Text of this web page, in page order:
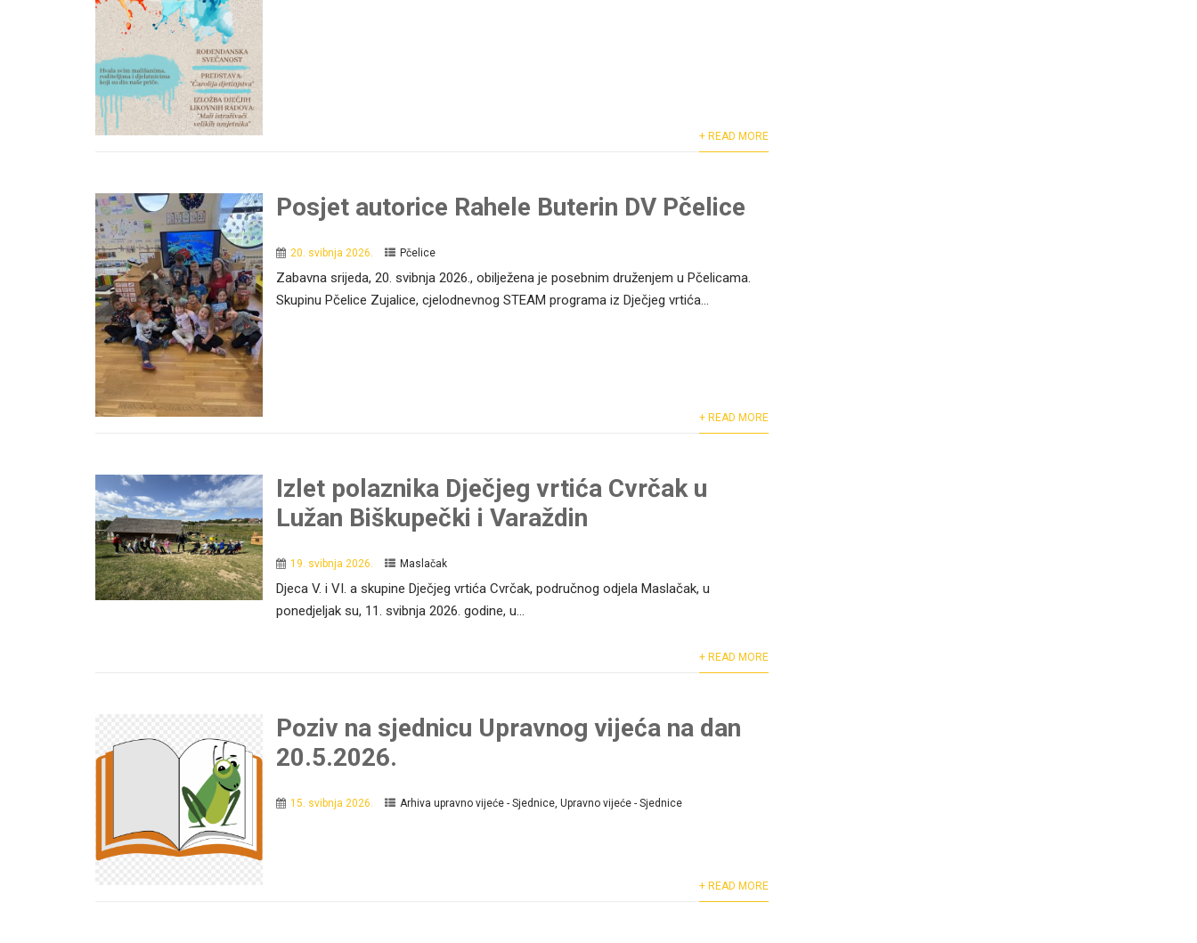
+ READ MORE
Posjet autorice Rahele Buterin DV Pčelice
20. svibnja 2026. Pčelice
Zabavna srijeda, 20. svibnja 2026., obilježena je posebnim druženjem u Pčelicama.
Skupinu Pčelice Zujalice, cjelodnevnog STEAM programa iz Dječjeg vrtića...
+ READ MORE
Izlet polaznika Dječjeg vrtića Cvrčak u
Lužan Biškupečki i Varaždin
19. svibnja 2026. Maslačak
Djeca V. i VI. a skupine Dječjeg vrtića Cvrčak, područnog odjela Maslačak, u
ponedjeljak su, 11. svibnja 2026. godine, u...
+ READ MORE
Poziv na sjednicu Upravnog vijeća na dan
20.5.2026.
15. svibnja 2026. Arhiva upravno vijeće - Sjednice,Upravno vijeće - Sjednice
+ READ MORE